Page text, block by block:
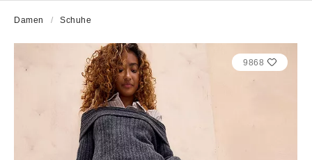
Damen Schuhe
9868